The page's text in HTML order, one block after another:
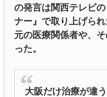
の発言は関西テレビ
ナー』で取り上げら
元の医療関係者や、
った。
大阪だけ治療が違